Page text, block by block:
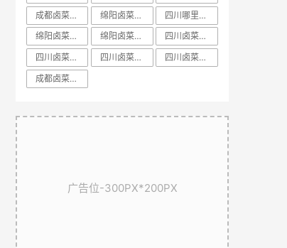
成都卤菜培训课程教学
绵阳卤菜培训配方
四川哪里有正宗卤菜学习培训基地
绵阳卤菜培训基地
绵阳卤菜培训机构
​四川卤菜培训学校
​四川卤菜培训课程
​四川卤菜培训技术
​四川卤菜培训哪里好
​成都卤菜培训配方教学
广告位-300PX*200PX